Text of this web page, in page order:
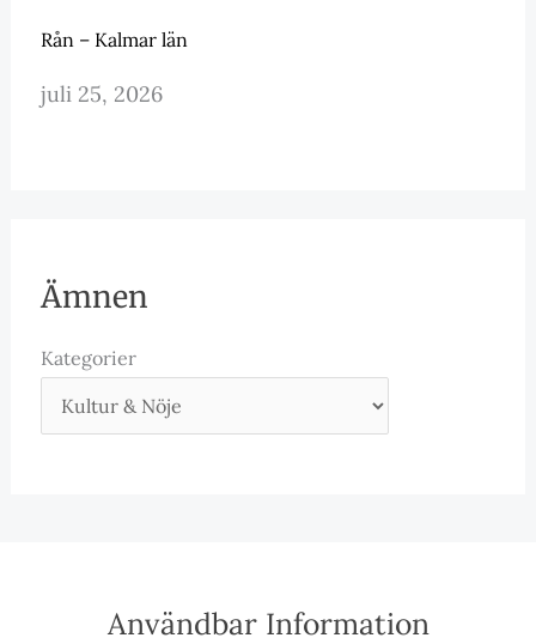
Rån – Kalmar län
juli 25, 2026
Ämnen
Kategorier
Användbar Information